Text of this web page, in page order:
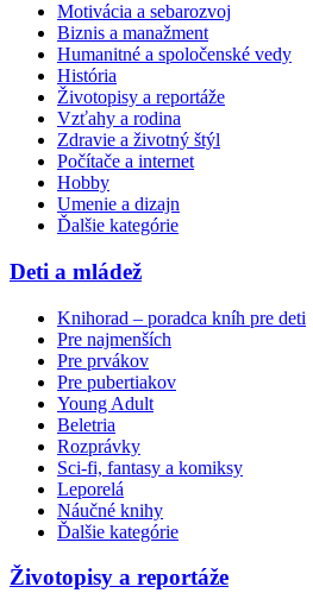
Motivácia a sebarozvoj
Biznis a manažment
Humanitné a spoločenské vedy
História
Životopisy a reportáže
Vzťahy a rodina
Zdravie a životný štýl
Počítače a internet
Hobby
Umenie a dizajn
Ďalšie kategórie
Deti a mládež
Knihorad – poradca kníh pre deti
Pre najmenších
Pre prvákov
Pre pubertiakov
Young Adult
Beletria
Rozprávky
Sci-fi, fantasy a komiksy
Leporelá
Náučné knihy
Ďalšie kategórie
Životopisy a reportáže